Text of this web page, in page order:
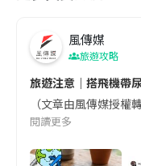
風傳媒
旅遊攻略
旅遊注意｜搭飛機帶
（文章由風傳媒授
閱讀更多